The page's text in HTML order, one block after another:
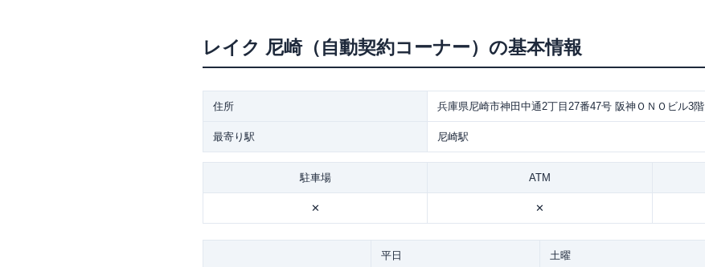
レイク 尼崎（自動契約コーナー） の基本情報
住所 兵庫県尼崎市神田中通2丁目27番47号 阪神ＯＮＯビル3階
最寄り駅 尼崎駅
駐車場 ATM
✕ ✕
平日 土曜